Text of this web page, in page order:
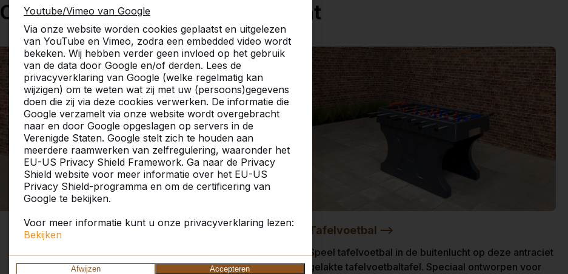
Youtube/Vimeo van Google
Via onze website worden cookies geplaatst en uitgelezen
van YouTube en Vimeo, zodra een embedded video wordt
bekeken. Wij hebben verder geen invloed op het gebruik
van de data door Google en/of derden. Lees de
privacyverklaring van Google (welke regelmatig kan
wijzigen) om te weten wat zij met uw (persoons)gegevens
doen die zij via deze cookies verwerken. De informatie die
Google verzamelt via onze website wordt overgebracht
naar en door Google opgeslagen op servers in de
Verenigde Staten. Google stelt zich te houden aan
meerdere raamwerken van zelfregulering, waaronder het
EU-US Privacy Shield Framework. Ga naar de Privacy
Shield website voor meer informatie over het EU-US
Privacy Shield-programma en om de certificering van
Google te bekijken.
Voor meer informatie kunt u onze privacyverklaring lezen:
Bekijken
Afwijzen Accepteren
Ontdek ons complete assortiment
Voetvolleybaltafels -->
Voetvolleybal is een combinatie van tafeltennis en
voetbal. Ideaal op een schoolplein, camping of
Tafelvoetbal -->
Speel tafelvoetbal in de buitenlucht op deze antraciet
gelakte tafelvoetbaltafel. Speciaal ontworpen voor